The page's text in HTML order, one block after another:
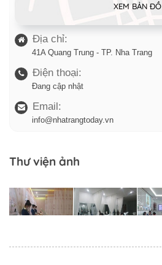
XEM BẢN ĐỒ
Địa chỉ:
41A Quang Trung - TP. Nha Trang
Điện thoại:
Đang cập nhật
Email:
info@nhatrangtoday.vn
Thư viện ảnh